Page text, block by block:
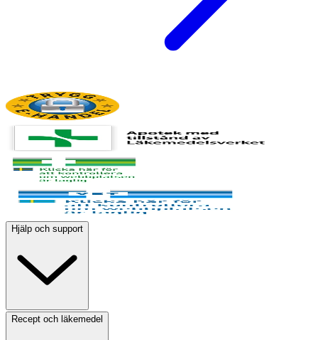
Hjälp och support
Recept och läkemedel